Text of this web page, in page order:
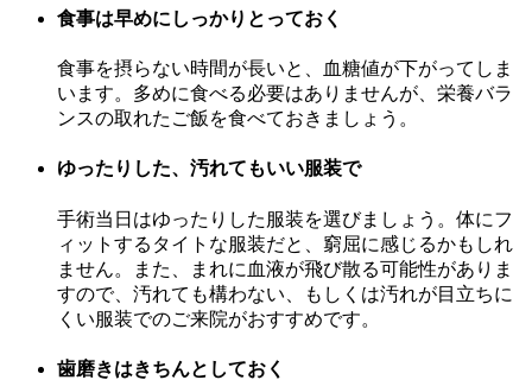
食事は早めにしっかりとっておく
食事を摂らない時間が長いと、血糖値が下がってしま
います。多めに食べる必要はありませんが、栄養バラ
ンスの取れたご飯を食べておきましょう。
ゆったりした、汚れてもいい服装で
手術当日はゆったりした服装を選びましょう。体にフ
ィットするタイトな服装だと、窮屈に感じるかもしれ
ません。また、まれに血液が飛び散る可能性がありま
すので、汚れても構わない、もしくは汚れが目立ちに
くい服装でのご来院がおすすめです。
歯磨きはきちんとしておく